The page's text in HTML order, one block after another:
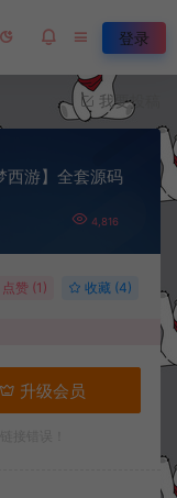
登录
我要投稿
游】全套源码
4,816
点赞 (1 ) 收藏 (4)
升级会员